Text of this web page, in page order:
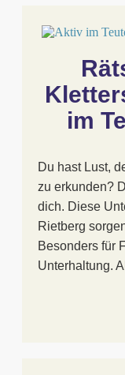
im
Du hast Lust,
zu erkunden?
dich. Diese
Rietberg
Besonders für
Unterhaltung.